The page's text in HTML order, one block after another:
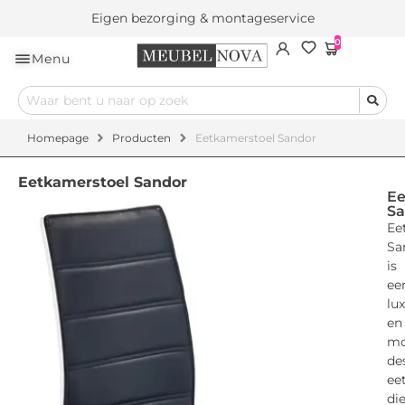
Eigen bezorging & montageservice
Menu
0
Homepage Producten Eetkamerstoel Sandor
Eetkamerstoel Sandor
is
en
die